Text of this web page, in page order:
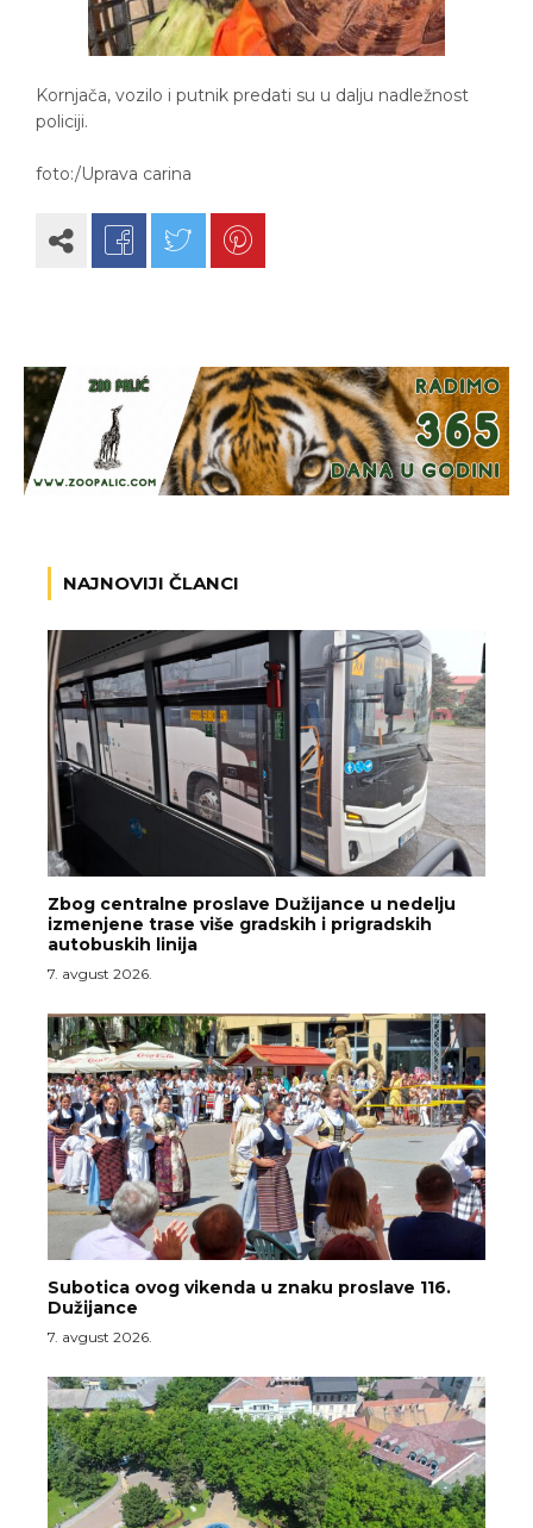
Kornjača, vozilo i putnik predati su u dalju nadležnost
policiji.
foto:/Uprava carina
NAJNOVIJI ČLANCI
Zbog centralne proslave Dužijance u nedelju
izmenjene trase više gradskih i prigradskih
autobuskih linija
7. avgust 2026.
Subotica ovog vikenda u znaku proslave 116.
Dužijance
7. avgust 2026.